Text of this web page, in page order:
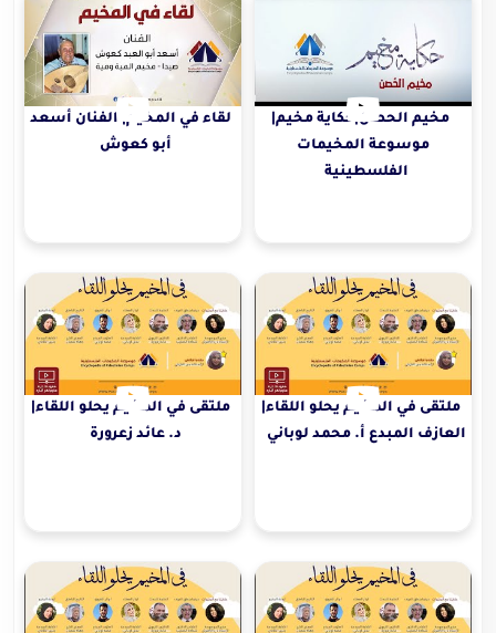
مخيم الحصن|حكاية مخيم|
موسوعة المخيمات
الفلسطينية
لقاء في المخيم| الفنان أسعد
أبو كعوش
ملتقى في المخيم يحلو اللقاء|
العازف المبدع أ. محمد لوباني
ملتقى في المخيم يحلو اللقاء|
د. عائد زعرورة